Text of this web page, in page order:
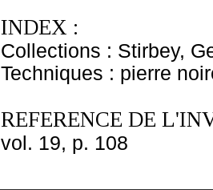
INDEX :
Collections : Stirbey,
Techniques : pierre
REFERENCE DE
vol. 19, p. 108